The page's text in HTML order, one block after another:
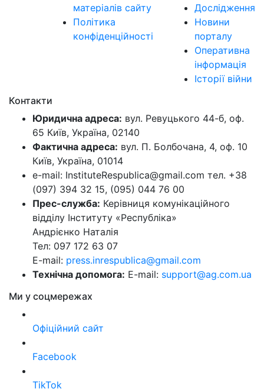
матеріалів сайту
Політика
конфіденційності
Дослідження
Новини
порталу
Оперативна
інформація
Історії війни
Контакти
Юридична адреса: вул. Ревуцького 44-б, оф.
65 Київ, Україна, 02140
Фактична адреса: вул. П. Болбочана, 4, оф. 10
Київ, Україна, 01014
e-mail: InstituteRespublica@gmail.com тел. +38
(097) 394 32 15, (095) 044 76 00
Прес-служба: Керівниця комунікаційного
відділу Інституту «Республіка»
Андрієнко Наталія
Тел: 097 172 63 07
E-mail: press.inrespublica@gmail.com
Технічна допомога: E-mail: support@ag.com.ua
Ми у соцмережах
Офіційний сайт
Facebook
TikTok